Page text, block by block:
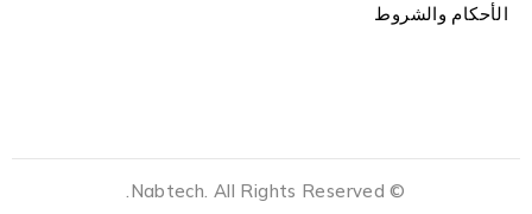
الأحكام والشروط
© Nabtech. All Rights Reserved.